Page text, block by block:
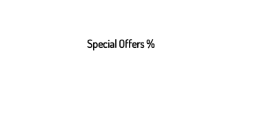
Special Offers %